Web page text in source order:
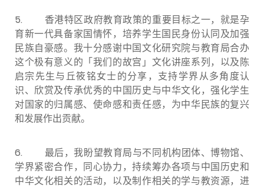
5.
香港特区政府教育政策的重要目标之一，就是孕
育新一代具备家国情怀，培养学生国民身份认同及加强
民族自豪感。我十分感谢中国文化研究院与教育局合办
这个极有意义的「我们的故宫」文化讲座系列，以及陈
启宗先生与丘筱铭女士的分享，支持学界从多角度认
识、欣赏及传承优秀的中国历史与中华文化，强化学生
对国家的归属感、使命感和责任感，为中华民族的复兴
和发展作出贡献。
6.
最后，我盼望教育局与不同机构团体、博物馆、
学界紧密合作，同心协力，持续筹办各项与中国历史和
中华文化相关的活动，以及制作相关的学与教资源，进